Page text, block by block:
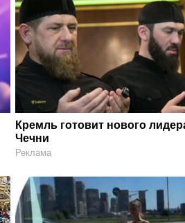
Кремль готовит нового
Чечни
Реклама